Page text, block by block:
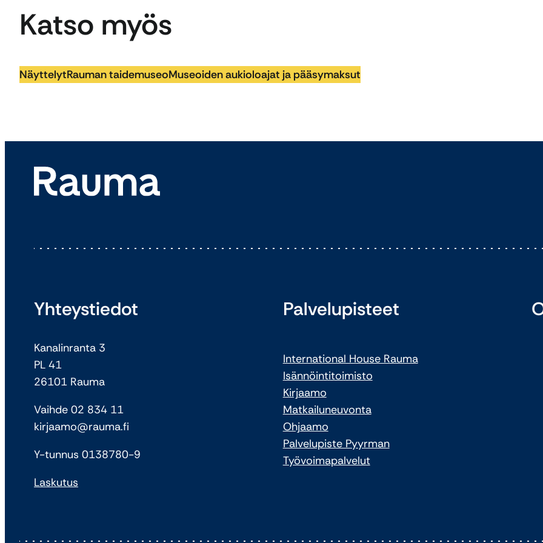
Katso myös
NäyttelytRauman taidemuseoMuseoiden aukioloajat ja pääsymaksut
Yhteystiedot
Kanalinranta 3
PL 41
26101 Rauma
Vaihde 02 834 11
kirjaamo@rauma.fi
Y-tunnus 0138780-9
Laskutus
Palvelupisteet
International House Rauma
Isännöintitoimisto
Kirjaamo
Matkailuneuvonta
Ohjaamo
Palvelupiste Pyyrman
Työvoimapalvelut